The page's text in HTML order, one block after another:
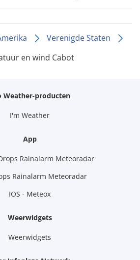
Verenigde Staten
en wind Cabot
Weather-producten
I'm Weather
App
Rainalarm Meteoradar
Rainalarm Meteoradar
IOS - Meteox
Weerwidgets
Weerwidgets